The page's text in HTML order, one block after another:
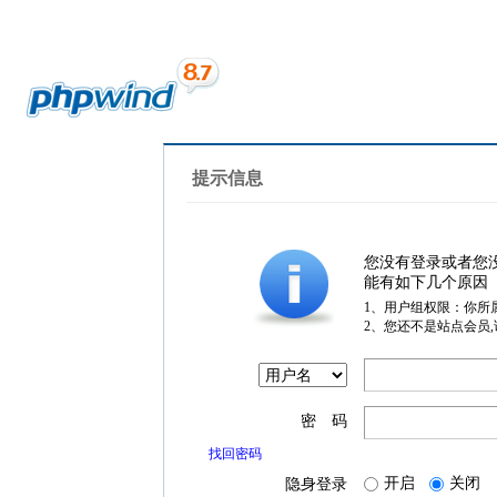
提示信息
您没有登录或者您
能有如下几个原因
1、用户组权限：你所
2、您还不是站点会员
密 码
找回密码
隐身登录 开启 关闭